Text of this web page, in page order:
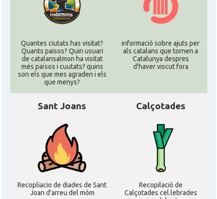
Quantes ciutats has visitat?
Quants paisos? Quin usuari
de catalansalmon ha visitat
més països i cuutats? quins
son els que mes agraden i els
que menys?
informació sobre ajuts per
als catalans que tornen a
Catalunya despres
d'haver viscut fora
Sant Joans
Recopliacio de diades de Sant
Joan d'arreu del móm
Calçotades
Recopilació de
Calçotades cel.lebrades